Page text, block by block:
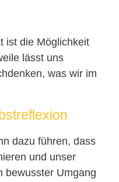
ist die Möglichkeit
lässt uns
was wir im
dazu führen, dass
und unser
bewusster Umgang